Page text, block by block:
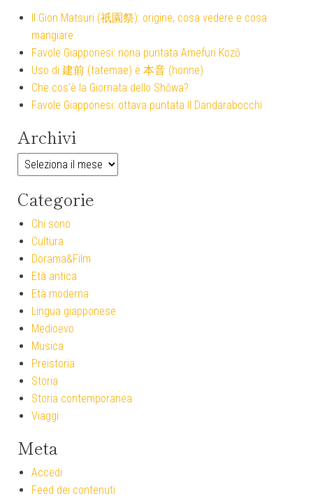
Il Gion Matsuri (祇園祭): origine, cosa vedere e cosa
mangiare
Favole Giapponesi: nona puntata Amefuri Kozō
Uso di 建前 (tatemae) e 本音 (honne)
Che cos’è la Giornata dello Shōwa?
Favole Giapponesi: ottava puntata Il Dandarabocchi
Archivi
Archivi
Categorie
Chi sono
Cultura
Dorama&Film
Età antica
Età moderna
Lingua giapponese
Medioevo
Musica
Preistoria
Storia
Storia contemporanea
Viaggi
Meta
Accedi
Feed dei contenuti